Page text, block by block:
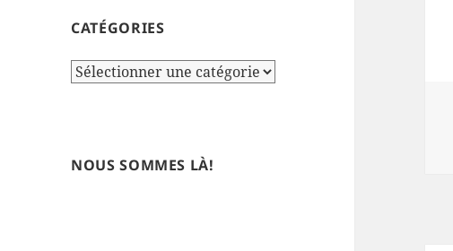
CATÉGORIES
Catégories
NOUS SOMMES LÀ!